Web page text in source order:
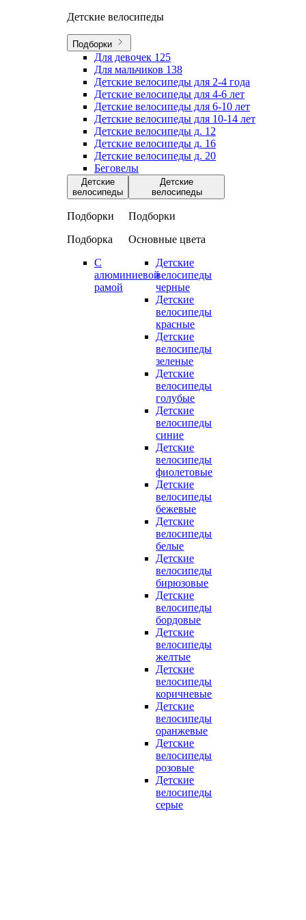
Детские велосипеды
Подборки
Для девочек 125
Для мальчиков 138
Детские велосипеды для 2-4 года
Детские велосипеды для 4-6 лет
Детские велосипеды для 6-10 лет
Детские велосипеды для 10-14 лет
Детские велосипеды д. 12
Детские велосипеды д. 16
Детские велосипеды д. 20
Беговелы
Детские
велосипеды
Подборки
Подборка
С
алюминиевой
рамой
Детские
велосипеды
Подборки
Основные цвета
Детские
велосипеды
черные
Детские
велосипеды
красные
Детские
велосипеды
зеленые
Детские
велосипеды
голубые
Детские
велосипеды
синие
Детские
велосипеды
фиолетовые
Детские
велосипеды
бежевые
Детские
велосипеды
белые
Детские
велосипеды
бирюзовые
Детские
велосипеды
бордовые
Детские
велосипеды
желтые
Детские
велосипеды
коричневые
Детские
велосипеды
оранжевые
Детские
велосипеды
розовые
Детские
велосипеды
серые